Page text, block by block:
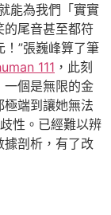
能為我們「實實
的尾音甚至都符
”張巍峰算了筆
111 ，此刻
一個是無限的金
端到讓她無法
性。已經難以辨
據剖析，有了改